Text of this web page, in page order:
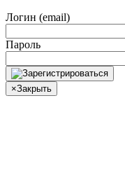
Логин (email)
Пароль
×Закрыть